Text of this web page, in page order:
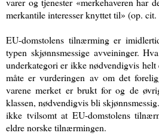
merkantile interesser knyttet til» (op. cit.
EU-domstolens tilnærming er
typen skjønnsmessige avveininger.
underkategori er ikke nødvendigvis helt
måte er vurderingen av om det
varene merket er brukt for og de
klassen, nødvendigvis bli
ikke tvilsomt at EU-domstolens
eldre norske tilnærmingen.